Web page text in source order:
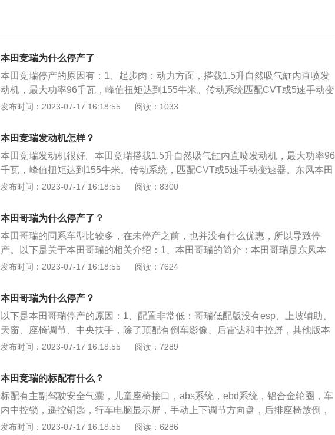
本田竞瑞为什么停产了
本田竞瑞停产的原因有：1、起步肉：动力方面，搭载1.5升自然吸气缸内直喷发
动机，最大功率96千瓦，峰值扭矩达到155牛米。传动系统匹配CVT或5速手动变
速器。2、性价比低：本田竞瑞脱胎于本田歌瑞，继承了本田在减配方面的水
佛兰科沃兹、大众捷达的对比下，价格还要比它们高。而本田竞瑞的高配价格，
甚至可以买到丰田卡罗拉、别克英朗这样的中配车型。3、自身需要更新换代：
有了迭代产品的出现，老款自然就会停产让位。4、销量不行：竞瑞销量不行，
成绩达不到公司的指标，为了利益最大化选择及时止损，停产卖的不好的车型。
竞瑞不但在安全配置上跟不上，其他方面也是差强人意。在如此激烈的市场竞争
应时代的新款车型竞争，显得更加吃力。
发布时间：2023-07-17 16:18:55 阅读：1033
本田竞瑞发动机怎样？
本田竞瑞发动机很好。本田竞瑞搭载1.5升自然吸气缸内直喷发动机，最大功率96
千瓦，峰值扭矩达到155牛米。传动系统，匹配CVT或5速手动变速器。东风本田
竞瑞搭载本田地球梦科技的1.5升自然吸气缸内直喷发动机后，其百公里综合油耗
考"CONCEPT-B概念车"的设计理念，外观更加运动时尚，新车采用黑色镀铬进
气格栅，且与前大灯相连在一起，尽显饱满。飞翼式的前脸，时尚感十足，流线
型保险杠让新车更有质感，全新竞瑞颇具时尚感的前大灯组更是满足了年轻人对
审美的独特品味。设计：新车尾部同样借鉴了概念车的设计元素，尾部除右侧标
有"Gienia"英文标识外，尾部灯组采用当下比较流行的一体式结合设计，配合后
设计，视觉效果十分霸气。
发布时间：2023-07-17 16:18:55 阅读：8300
本田哥瑞为什么停产了？
本田哥瑞的同系车型比较多，在未停产之前，也并没有什么优惠，所以导致停
产。以下是关于本田哥瑞的相关介绍：1、本田哥瑞的简介：本田哥瑞是东风本
田发布的一款概念车。2、本田哥瑞的外观方面：新车的前进气格栅采用黑色进
条感。此外，新车前保险杠设计较为运动，并在两侧配备有雾灯。侧面来看，哥
瑞造型非常流畅，整体与广汽本田新锋范有些相似之处，车身双腰线设计使新车
看起来更加动感，腰线从前翼子板一直延续至车尾，营造出俯冲的视觉效果。
发布时间：2023-07-17 16:18:55 阅读：7624
本田哥瑞为什么停产？
以下是本田哥瑞停产的原因：1、配置非常低：哥瑞低配版没有esp、上坡辅助、
天窗、座椅调节、中央扶手，除了顶配有倒车影像、后雷达和中控屏，其他版本
都没有。全系使用卤素灯光，大灯容易起雾。配置上，竞争对手帝豪和逸动都明
田是想把简配发挥到极致，但连车辆的舒适性都做了非常大的简配。避震调校偏
硬，结构上也是采用这个价位最常见的前麦弗逊式，后扭力梁式非独立悬挂。路
感反馈非常清晰，过减速带时一定要提前减速通过。3、内饰廉价：内饰档次和
大部分同级别车型一样，没有过多的花俏，样式有点廉价，采用了大量的硬塑
料，视觉和手感上都比较一般。
发布时间：2023-07-17 16:18:55 阅读：7289
本田竞瑞的标配有什么？
标配有主副驾驶安全气囊，儿童座椅接口，abs系统，ebd系统，铝合金轮圈，车
内中控锁，遥控钥匙，行车电脑显示屏，手动上下调节方向盘，后排座椅放倒，
大灯高度调节，前后电动车窗，手动防眩目内后视镜，副驾驶车内化妆镜，手动
发布时间：2023-07-17 16:18:55 阅读：6286